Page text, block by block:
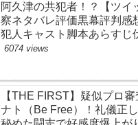
阿久津の共犯者！？【ツイ
察ネタバレ評価黒幕評判感
犯人キャスト脚本あらすじ
め・松本幸四郎】
6074 views
【THE FIRST】疑似プロ
ナト（Be Free）！礼儀正